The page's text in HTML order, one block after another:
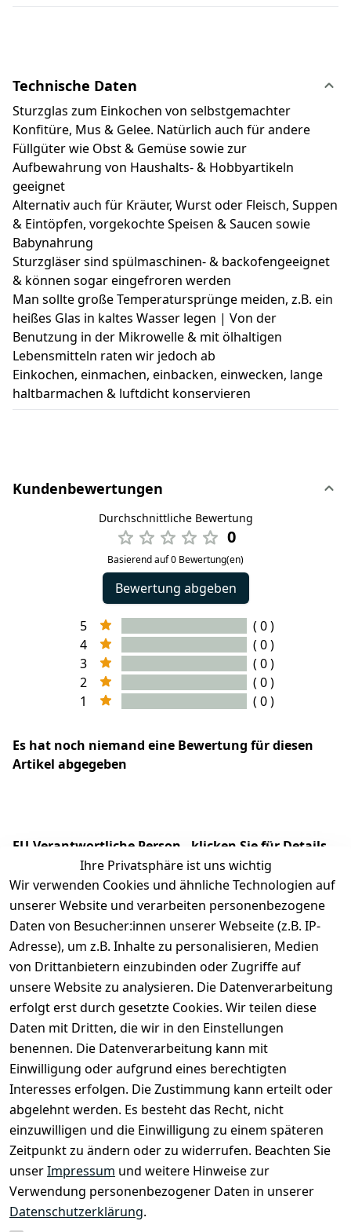
Technische Daten
Sturzglas zum Einkochen von selbstgemachter
Konfitüre, Mus & Gelee. Natürlich auch für andere
Füllgüter wie Obst & Gemüse sowie zur
Aufbewahrung von Haushalts- & Hobbyartikeln
geeignet
Alternativ auch für Kräuter, Wurst oder Fleisch, Suppen
& Eintöpfen, vorgekochte Speisen & Saucen sowie
Babynahrung
Sturzgläser sind spülmaschinen- & backofengeeignet
& können sogar eingefroren werden
Man sollte große Temperatursprünge meiden, z.B. ein
heißes Glas in kaltes Wasser legen | Von der
Benutzung in der Mikrowelle & mit ölhaltigen
Lebensmitteln raten wir jedoch ab
Einkochen, einmachen, einbacken, einwecken, lange
haltbarmachen & luftdicht konservieren
Kundenbewertungen
Durchschnittliche Bewertung
0
Basierend auf 0 Bewertung(en)
Bewertung abgeben
5
( 0 )
4
( 0 )
3
( 0 )
2
( 0 )
1
( 0 )
Es hat noch niemand eine Bewertung für diesen
Artikel abgegeben
EU-Verantwortliche Person - klicken Sie für Details
Ihre Privatsphäre ist uns wichtig
Wir verwenden Cookies und ähnliche Technologien auf
unserer Website und verarbeiten personenbezogene
Daten von Besucher:innen unserer Webseite (z.B. IP-
Adresse), um z.B. Inhalte zu personalisieren, Medien
von Drittanbietern einzubinden oder Zugriffe auf
unsere Website zu analysieren. Die Datenverarbeitung
erfolgt erst durch gesetzte Cookies. Wir teilen diese
Daten mit Dritten, die wir in den Einstellungen
benennen. Die Datenverarbeitung kann mit
Einwilligung oder aufgrund eines berechtigten
Interesses erfolgen. Die Zustimmung kann erteilt oder
abgelehnt werden. Es besteht das Recht, nicht
einzuwilligen und die Einwilligung zu einem späteren
Zeitpunkt zu ändern oder zu widerrufen. Beachten Sie
unserImpressum und weitere Hinweise zur
Verwendung personenbezogener Daten in unserer
Datenschutzerklärung.
Rechtliches
Impressum
Datenschutze
rklärung
Barrierefreihe
itserklärung
Widerrufsrec
ht
Services
Registrieren